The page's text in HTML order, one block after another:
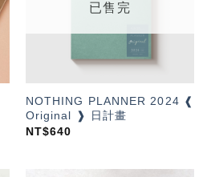
已售完
NOTHING PLANNER 2024 ❰
Original ❱ 日計畫
NT$640